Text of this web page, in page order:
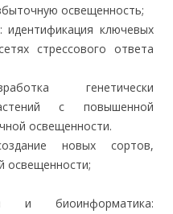
освещенность;
идентификация ключевых
стрессового ответа
генетически
с повышенной
освещенности.
новых сортов,
освещенности;
и биоинформатика: